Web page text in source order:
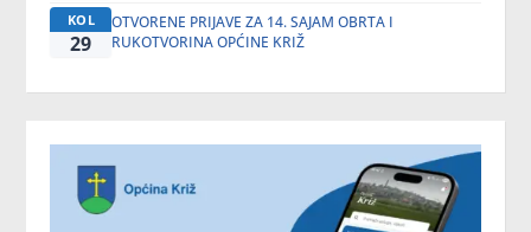
KOL
29
OTVORENE PRIJAVE ZA 14. SAJAM OBRTA I
RUKOTVORINA OPĆINE KRIŽ